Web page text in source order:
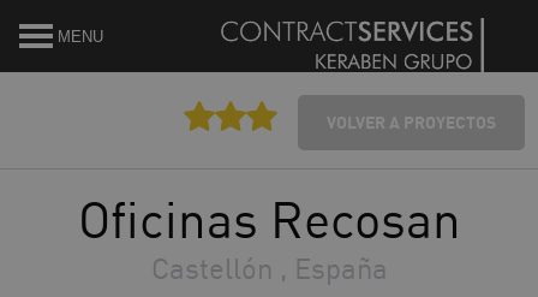
MENU
VOLVER A PROYECTOS
Oficinas Recosan
Castellón , España